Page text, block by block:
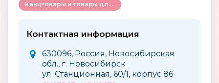
Канцтовары и товары для творчества
Контактная информация
630096, Россия, Новосибирская
обл., г. Новосибирск
ул. Станционная, 60/1, корпус 86